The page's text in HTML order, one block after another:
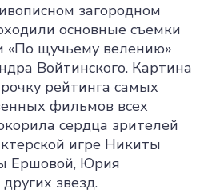
загородном
основные съемки
«По щучьему велению»
Войтинского. Картина
рейтинга самых
фильмов всех
сердца зрителей
игре Никиты
Ершовой, Юрия
звезд.